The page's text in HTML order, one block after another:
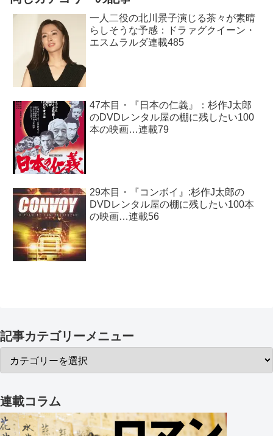
一人二役の北川景子演じる茶々が素晴
らしそうな予感：ドラァグクイーン・
エスムラルダ連載485
47本目・『日本の仁義』：杉作J太郎
のDVDレンタル屋の棚に残したい100
本の映画…連載79
29本目・『コンボイ』:杉作J太郎の
DVDレンタル屋の棚に残したい100本
の映画…連載56
記事カテゴリーメニュー
連載コラム